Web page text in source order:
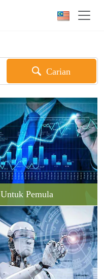
Carian
Untuk Pemula